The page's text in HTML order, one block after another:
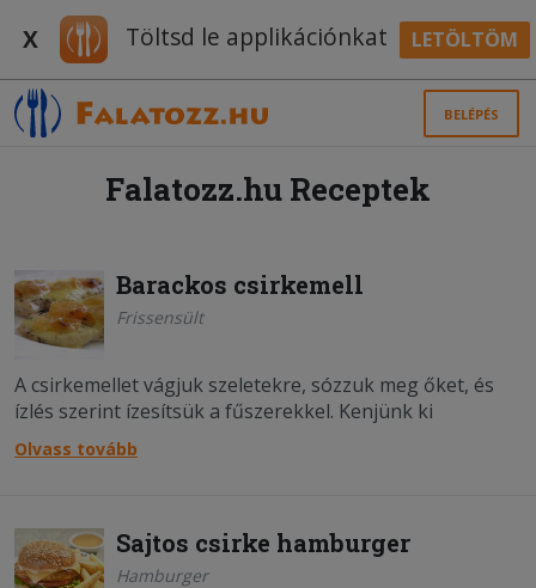
X Töltsd le applikációnkat LETÖLTÖM
BELÉPÉS
Falatozz.hu Receptek
Barackos csirkemell
Frissensült
A csirkemellet vágjuk szeletekre, sózzuk meg őket, és
ízlés szerint ízesítsük a fűszerekkel. Kenjünk ki
vékonyan egy tepsit olívaolajjal, helyezzük bele a
szeleteket, majd süssük elő a csirkemelleket 180 fokon
Olvass tovább
Sajtos csirke hamburger
Hamburger